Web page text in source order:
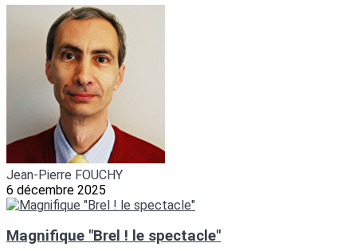
Jean-Pierre FOUCHY
6 décembre 2025
Magnifique "Brel ! le spectacle"